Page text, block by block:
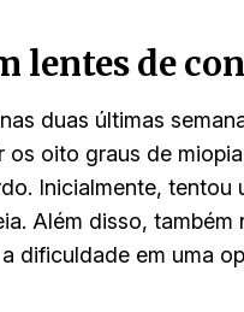
lentes de
duas últimas
oito graus de
Inicialmente,
Além disso,
dificuldade em uma